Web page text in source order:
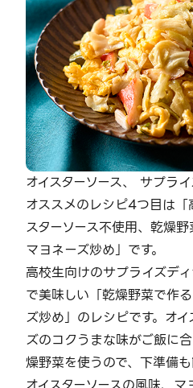
オイスターソース、 サプラ
オススメのレシピ4つ目は
スターソース不使用、乾燥
マヨネーズ炒め」です。
高校生向けのサプライズデ
で美味しい「乾燥野菜で作
ズ炒め」のレシピです。オ
ズのコクうまな味がご飯に
燥野菜を使うので、下準備